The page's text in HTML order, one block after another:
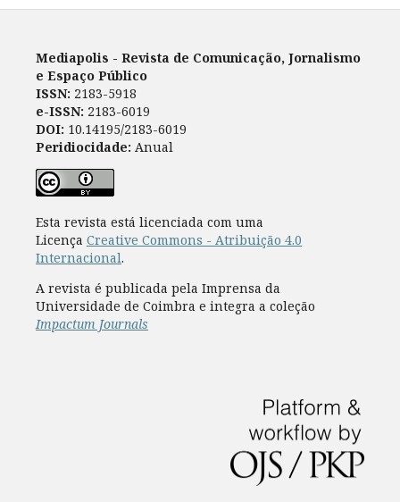
Mediapolis - Revista de Comunicação, Jornalismo
e Espaço Público
ISSN: 2183-5918
e-ISSN: 2183-6019
DOI: 10.14195/2183-6019
Peridiocidade: Anual
Esta revista está licenciada com uma
Licença Creative Commons - Atribuição 4.0
Internacional.
A revista é publicada pela Imprensa da
Universidade de Coimbra e integra a coleção
Impactum Journals